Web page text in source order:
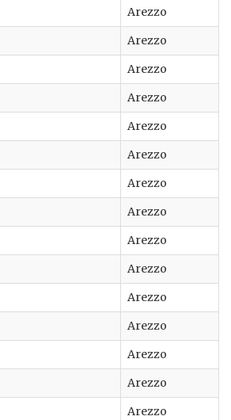
Arezzo
Arezzo
Arezzo
Arezzo
Arezzo
Arezzo
Arezzo
Arezzo
Arezzo
Arezzo
Arezzo
Arezzo
Arezzo
Arezzo
Arezzo